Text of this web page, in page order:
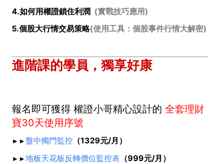
4.如何用權證鎖住利潤 (實戰技巧應用)
5.個股大行情交易策略(使用工具：個股事件行情大解密)
進階課的學員，獨享好康
報名即可獲得 權證小哥精心設計的 全套理財
寶30天使用序號
►►盤中獨門監控 （1329元/月）
►►地板天花板反轉價位監控表 （999元/月）